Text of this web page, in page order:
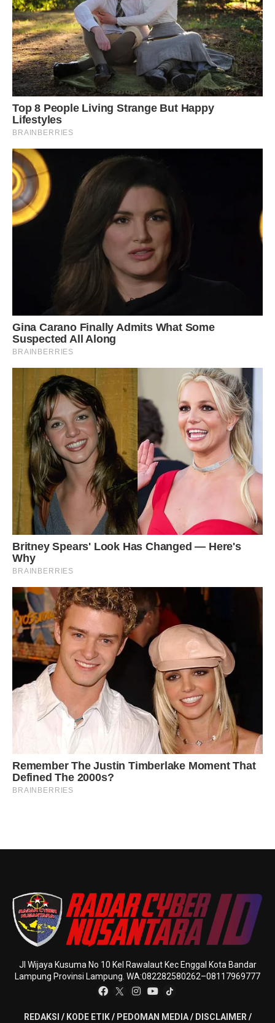
Jl Wijaya Kusuma No 10 Kel Rawalaut Kec Enggal Kota Bandar
Lampung Provinsi Lampung. WA:082282580262–08117969777
REDAKSI / KODE ETIK/ PEDOMAN MEDIA/ DISCLAIMER /